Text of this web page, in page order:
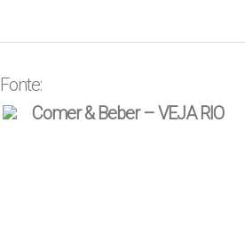
Fonte:
Comer & Beber – VEJA RIO